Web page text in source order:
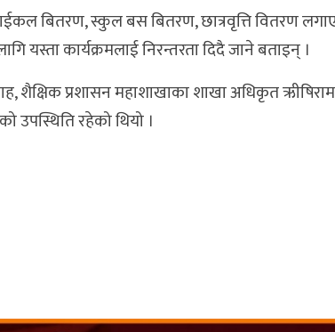
बितरण, स्कुल बस बितरण, छात्रवृत्ति वितरण
यस्ता कार्यक्रमलाई निरन्तरता दिदै जाने बताइन् ।
शैक्षिक प्रशासन महाशाखाका शाखा अधिकृत ऋीषिरामा
उपस्थिति रहेको थियो ।